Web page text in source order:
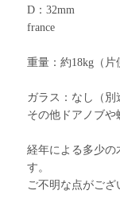
D：32mm
france
重量：約18kg（片
ガラス：なし（別
その他ドアノブや
経年による多少の
す。
ご不明な点がござ